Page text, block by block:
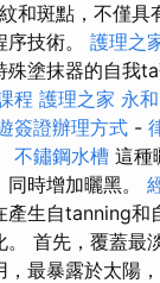
和斑點，不僅具
技術。 護理之
殊塗抹器的自我
程 護理之家 永和
簽證辦理方式 -
不鏽鋼水槽 這種
時增加曬黑。
產生自tanning和
首先，覆蓋最
，最暴露於太陽